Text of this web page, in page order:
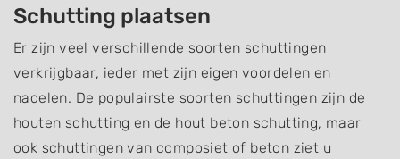
Schutting plaatsen
Er zijn veel verschillende soorten schuttingen
verkrijgbaar, ieder met zijn eigen voordelen en
nadelen. De populairste soorten schuttingen zijn de
houten schutting en de hout beton schutting, maar
ook schuttingen van composiet of beton ziet u